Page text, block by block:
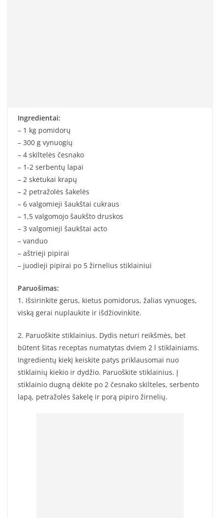
Ingredientai:
– 1 kg pomidorų
– 300 g vynuogių
– 4 skiltelės česnako
– 1-2 serbentų lapai
– 2 skėtukai krapų
– 2 petražolės šakelės
– 6 valgomieji šaukštai cukraus
– 1,5 valgomojo šaukšto druskos
– 3 valgomieji šaukštai acto
– vanduo
– aštrieji pipirai
– juodieji pipirai po 5 žirnelius stiklainiui
Paruošimas:
1. Išsirinkite gerus, kietus pomidorus, žalias vynuoges,
viską gerai nuplaukite ir išdžiovinkite.
2. Paruoškite stiklainius. Dydis neturi reikšmės, bet
būtent šitas receptas numatytas dviem 2 l stiklainiams.
Ingredientų kiekį keiskite patys priklausomai nuo
stiklainių kiekio ir dydžio. Paruoškite stiklainius. Į
stiklainio dugną dėkite po 2 česnako skilteles, serbento
lapą, petražolės šakelę ir porą pipiro žirnelių.